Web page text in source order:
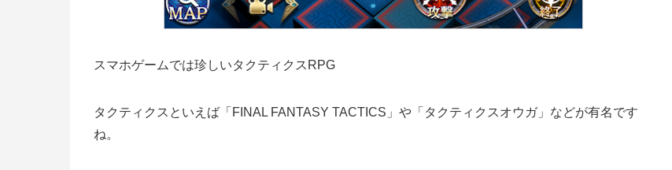
スマホゲームでは珍しいタクティクスRPG
タクティクスといえば「FINAL FANTASY TACTICS」や「タクティクスオウガ」などが有名です
ね。